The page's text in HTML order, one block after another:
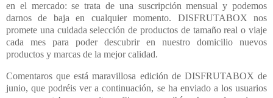
en el mercado: se trata de una suscripción mensual y podemos
darnos de baja en cualquier momento. DISFRUTABOX nos
promete una cuidada selección de productos de tamaño real o viaje
cada mes para poder descubrir en nuestro domicilio nuevos
productos y marcas de la mejor calidad.
Comentaros que está maravillosa edición de DISFRUTABOX de
junio, que podréis ver a continuación, se ha enviado a los usuarios